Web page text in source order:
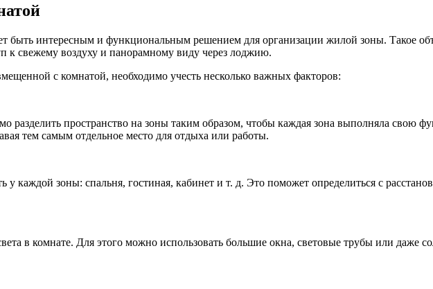
интересным и функциональным решением для организации жилой зоны. Такое
к свежему воздуху и панорамному виду через лоджию.
с комнатой, необходимо учесть несколько важных факторов:
разделить пространство на зоны таким образом, чтобы каждая зона выполняла свою
тем самым отдельное место для отдыха или работы.
каждой зоны: спальня, гостиная, кабинет и т. д. Это поможет определиться с
в комнате. Для этого можно использовать большие окна, световые трубы или даже